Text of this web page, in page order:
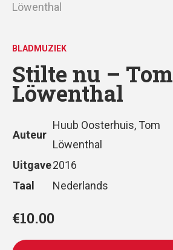
BLADMUZIEK
Stilte nu – Tom
Löwenthal
Auteur
Huub Oosterhuis, Tom
Löwenthal
Uitgave2016
Taal
Nederlands
€10.00